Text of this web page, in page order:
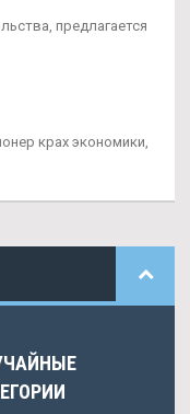
предлагается
крах экономики,